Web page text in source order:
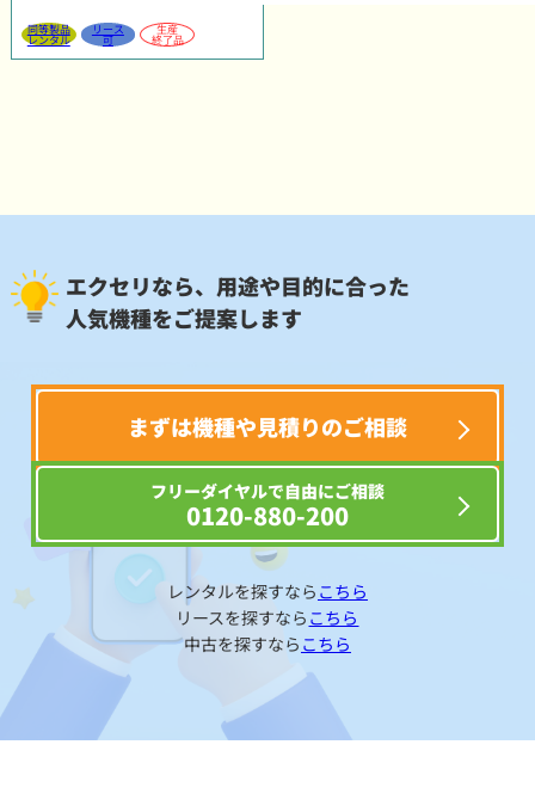
同等製品
レンタル
リース
可
生産
終了品
エクセリなら、用途や目的に合った
人気機種をご提案します
まずは機種や見積りのご相談
フリーダイヤルで自由にご相談
0120-880-200
レンタルを探すなら こちら
リースを探すなら こちら
中古を探すなら こちら